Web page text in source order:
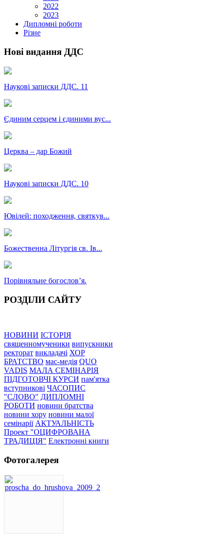
2022
2023
Дипломні роботи
Різне
Нові видання ДДС
Наукові записки ДДС. 11
Єдиним серцем і єдиними вус...
Церква – дар Божий
Наукові записки ДДС. 10
Ювілей: походження, святкув...
Божественна Літургія св. Ів...
Порівняльне богословʼя.
РОЗДІЛИ САЙТУ
НОВИНИ ІСТОРІЯ
священномученики випускники
ректорат викладачі ХОР
БРАТСТВО мас-медія QUO
VADIS МАЛА СЕМІНАРІЯ
ПІДГОТОВЧІ КУРСИ пам'ятка
вступникові ЧАСОПИС
"СЛОВО" ДИПЛОМНІ
РОБОТИ новини братства
новини хору новини малої
семінарії АКТУАЛЬНІСТЬ
Проект "ОЦИФРОВАНА
ТРАДИЦІЯ" Електронні книги
Фотогалерея